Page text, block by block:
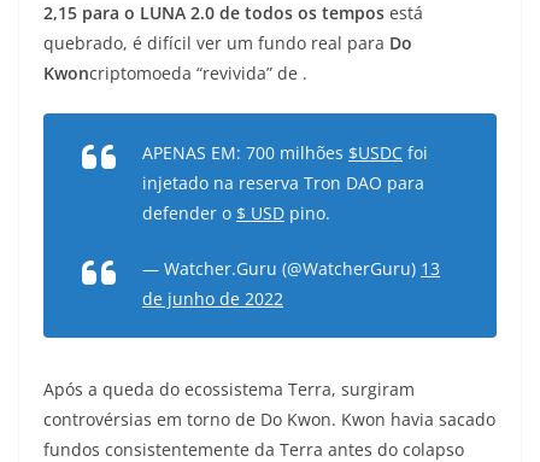
2,15 para o LUNA 2.0 de todos os tempos está
quebrado, é difícil ver um fundo real para Do
Kwoncriptomoeda “revivida” de .
APENAS EM: 700 milhões $USDC foi
injetado na reserva Tron DAO para
defender o $ USD pino.
— Watcher.Guru (@WatcherGuru) 13
de junho de 2022
Após a queda do ecossistema Terra, surgiram
controvérsias em torno de Do Kwon. Kwon havia sacado
fundos consistentemente da Terra antes do colapso